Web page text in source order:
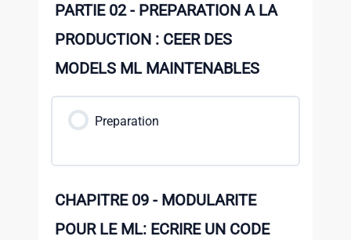
PARTIE 02 - PREPARATION A LA
PRODUCTION : CEER DES
MODELS ML MAINTENABLES
Preparation
CHAPITRE 09 - MODULARITE
POUR LE ML: ECRIRE UN CODE